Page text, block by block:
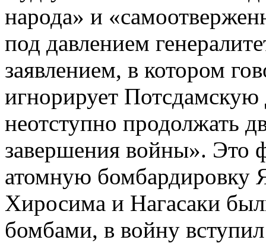
народа» и
под давлением
заявлением, в котором
игнорирует
неотступно продолжать
завершения войны». Это
атомную бомбардировку
Хиросима и Нагасаки
бомбами, в войну